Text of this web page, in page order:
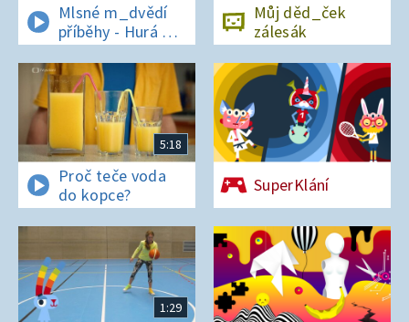
Mlsné m_dvědí
příběhy - Hurá na
bor_vky
Můj děd_ček
zálesák
5:18
Proč teče voda
do kopce?
SuperKlání
1:29